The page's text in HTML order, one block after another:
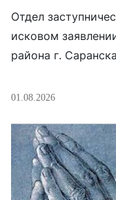
Отдел
исковом
района г.
требует
территории
ул.
федерального
надлежащей
01.08.2026